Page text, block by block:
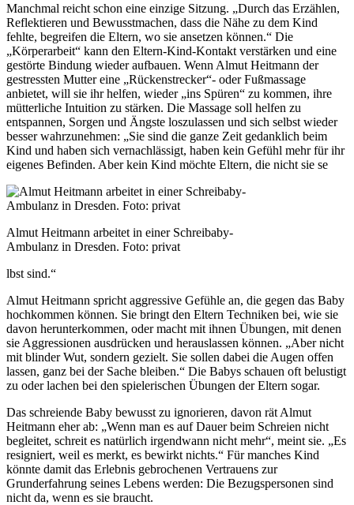
Manchmal reicht schon eine einzige Sitzung. „Durch das Erzählen,
Reflektieren und Bewusstmachen, dass die Nähe zu dem Kind
fehlte, begreifen die Eltern, wo sie ansetzen können.“ Die
„Körperarbeit“ kann den Eltern-Kind-Kontakt verstärken und eine
gestörte Bindung wieder aufbauen. Wenn Almut Heitmann der
gestressten Mutter eine „Rückenstrecker“- oder Fußmassage
anbietet, will sie ihr helfen, wieder „ins Spüren“ zu kommen, ihre
mütterliche Intuition zu stärken. Die Massage soll helfen zu
entspannen, Sorgen und Ängste loszulassen und sich selbst wieder
besser wahrzunehmen: „Sie sind die ganze Zeit gedanklich beim
Kind und haben sich vernachlässigt, haben kein Gefühl mehr für ihr
eigenes Befinden. Aber kein Kind möchte Eltern, die nicht sie se
Almut Heitmann arbeitet in einer Schreibaby-
Ambulanz in Dresden. Foto: privat
lbst sind.“
Almut Heitmann spricht aggressive Gefühle an, die gegen das Baby
hochkommen können. Sie bringt den Eltern Techniken bei, wie sie
davon herunterkommen, oder macht mit ihnen Übungen, mit denen
sie Aggressionen ausdrücken und herauslassen können. „Aber nicht
mit blinder Wut, sondern gezielt. Sie sollen dabei die Augen offen
lassen, ganz bei der Sache bleiben.“ Die Babys schauen oft belustigt
zu oder lachen bei den spielerischen Übungen der Eltern sogar.
Das schreiende Baby bewusst zu ignorieren, davon rät Almut
Heitmann eher ab: „Wenn man es auf Dauer beim Schreien nicht
begleitet, schreit es natürlich irgendwann nicht mehr“, meint sie. „Es
resigniert, weil es merkt, es bewirkt nichts.“ Für manches Kind
könnte damit das Erlebnis gebrochenen Vertrauens zur
Grunderfahrung seines Lebens werden: Die Bezugspersonen sind
nicht da, wenn es sie braucht.